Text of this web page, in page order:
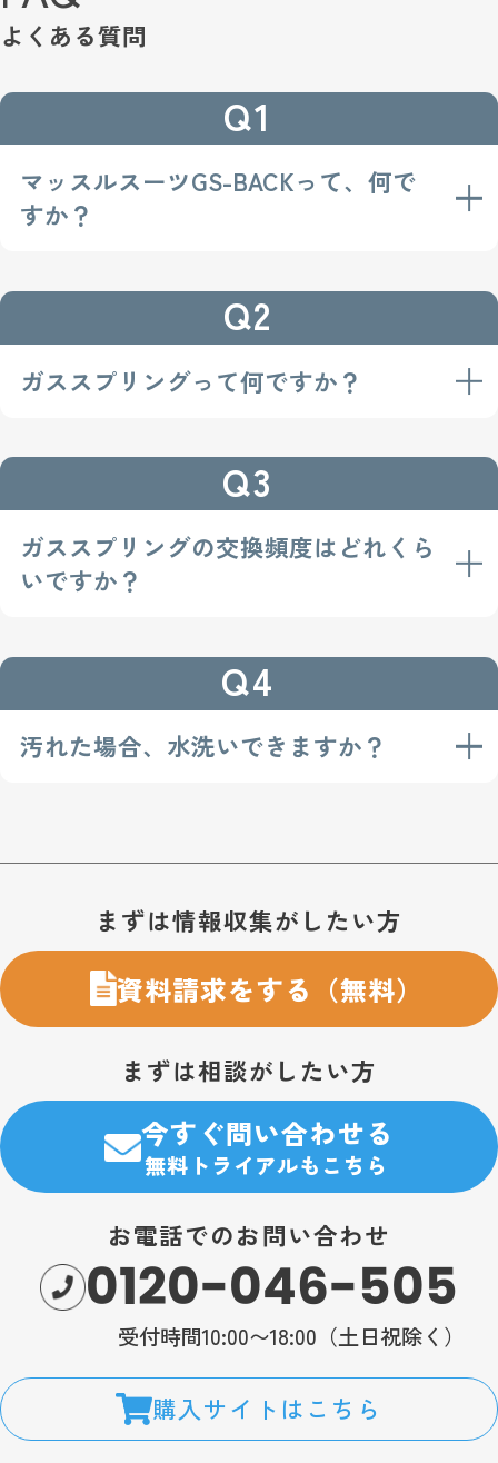
よくある質問
Q1
マッスルスーツGS-BACKって、何で
すか？
は、歩く・しゃがむ・立ち上がるといった動作を
より自由にし、腰への負担を軽減するアシストス
ーツです。
Q2
ガススプリングって何ですか？
用したばねです。密閉されたシリンダーに窒素ガ
スを充填し、ガスを圧縮することで反力を高めま
す。身近なところでは、自動車のハッチバックな
ど扉・窓の開閉に多く使用されています。
Q3
ガススプリングの交換頻度はどれくら
いですか？
Q4
汚れた場合、水洗いできますか？
いては、柔らかい布等で拭き清掃をおすすめしま
まずは情報収集がしたい方
資料請求をする（無料）
まずは相談がしたい方
今すぐ問い合わせる
無料トライアルもこちら
お電話でのお問い合わせ
0120-046-505
受付時間10:00〜18:00（土日祝除く）
購入サイトはこちら